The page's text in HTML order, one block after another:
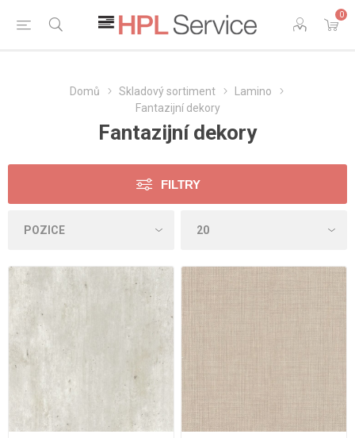
0
Domů Skladový sortiment
Lamino
Fantazijní dekory
Fantazijní dekory
FILTRY